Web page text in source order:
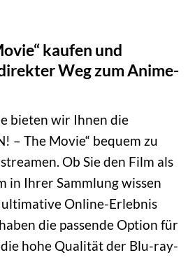
kaufen und
Weg zum Anime-
bieten wir Ihnen die
– The Movie“ bequem zu
Ob Sie den Film als
in Ihrer Sammlung wissen
Online-Erlebnis
die passende Option für
die hohe Qualität der Blu-ray-